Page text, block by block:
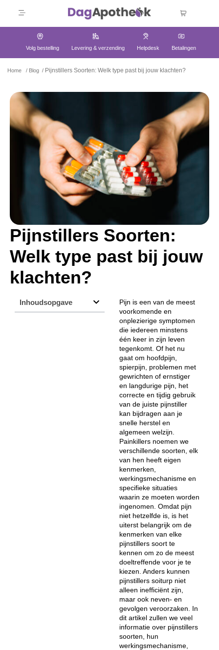
Volg bestelling Levering & verzending Helpdesk Betalingen
Home / Blog / Pijnstillers Soorten: Welk type past bij jouw klachten?
Pijnstillers Soorten:
Welk type past bij jouw
klachten?
Inhoudsopgave
Pijn is een van de meest
voorkomende en
onplezierige symptomen
die iedereen minstens
één keer in zijn leven
tegenkomt. Of het nu
gaat om hoofdpijn,
spierpijn, problemen met
gewrichten of ernstiger
en langdurige pijn, het
correcte en tijdig gebruik
van de juiste pijnstiller
kan bijdragen aan je
snelle herstel en
algemeen welzijn.
Painkillers noemen we
verschillende soorten, elk
van hen heeft eigen
kenmerken,
werkingsmechanisme en
specifieke situaties
waarin ze moeten worden
ingenomen. Omdat pijn
niet hetzelfde is, is het
uiterst belangrijk om de
kenmerken van elke
pijnstillers soort te
kennen om zo de meest
doeltreffende voor je te
kiezen. Anders kunnen
pijnstillers soiturp niet
alleen inefficiënt zijn,
maar ook neven- en
gevolgen veroorzaken. In
dit artikel zullen we veel
informatie over pijnstillers
soorten, hun
werkingsmechanisme,